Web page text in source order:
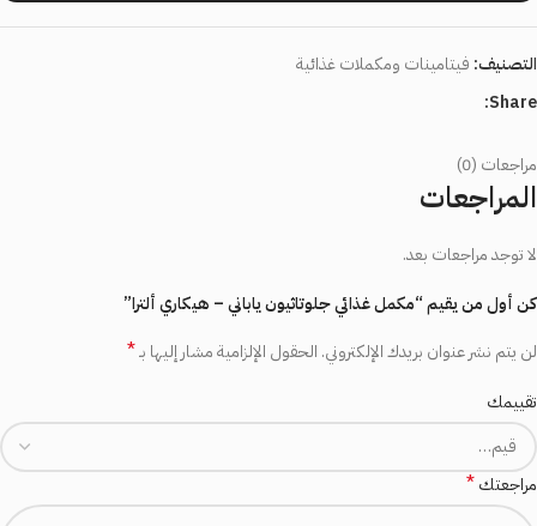
التصنيف: فيتامينات ومكملات غذائية
Share:
مراجعات (0)
المراجعات
لا توجد مراجعات بعد.
كن أول من يقيم “مكمل غذائي جلوتاثيون ياباني – هيكاري ألترا”
لن يتم نشر عنوان بريدك الإلكتروني. الحقول الإلزامية مشار إليها بـ*
تقييمك
مراجعتك*